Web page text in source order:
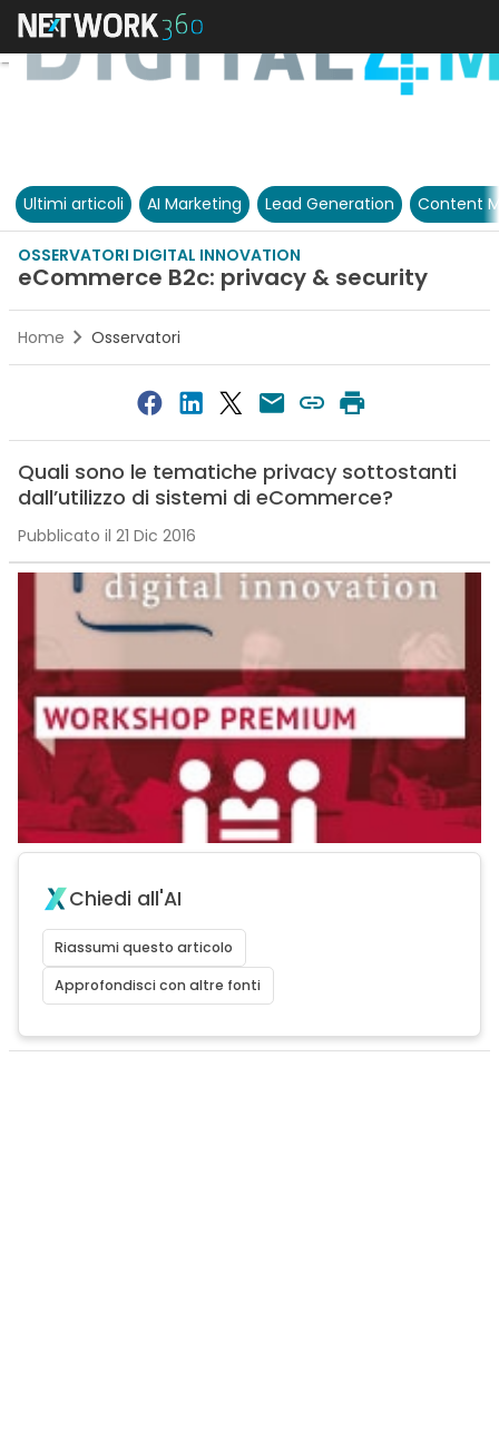
Ultimi articoli AI Marketing Lead Generation Content
OSSERVATORI DIGITAL INNOVATION
eCommerce B2c: privacy & security
Home Osservatori
Quali sono le tematiche privacy sottostanti
dall’utilizzo di sistemi di eCommerce?
Pubblicato il 21 Dic 2016
Chiedi all'AI
Riassumi questo articolo
Approfondisci con altre fonti